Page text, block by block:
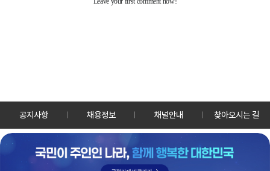
공지사항 채용정보 채널안내 찾아오시는 길
30128 세종특별자치시 정부2청사로 13 한국정책방송원 KTV
TEL: 044-204-8000
Copyrightⓒ KTV 국민방송 All Rights Reserved.